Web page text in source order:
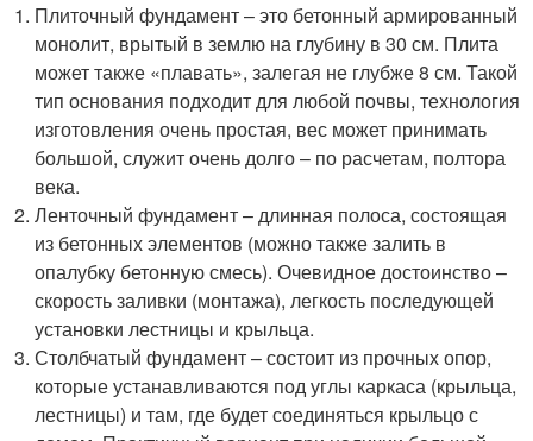
Плиточный фундамент – это бетонный армированный
монолит, врытый в землю на глубину в 30 см. Плита
может также «плавать», залегая не глубже 8 см. Такой
тип основания подходит для любой почвы, технология
изготовления очень простая, вес может принимать
большой, служит очень долго – по расчетам, полтора
века.
Ленточный фундамент – длинная полоса, состоящая
из бетонных элементов (можно также залить в
опалубку бетонную смесь). Очевидное достоинство –
скорость заливки (монтажа), легкость последующей
установки лестницы и крыльца.
Столбчатый фундамент – состоит из прочных опор,
которые устанавливаются под углы каркаса (крыльца,
лестницы) и там, где будет соединяться крыльцо с